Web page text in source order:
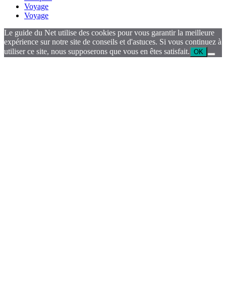
Voyage
Voyage
Le guide du Net utilise des cookies pour vous garantir la meilleure
expérience sur notre site de conseils et d'astuces. Si vous continuez à
utiliser ce site, nous supposerons que vous en êtes satisfait. OK